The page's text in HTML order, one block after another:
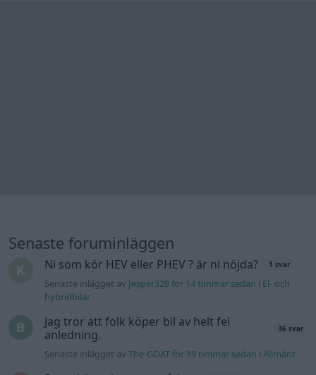
förgasare
Senaste inlägget av Mossan1 för 23 timmar sedani
Volvo 740 med lh2.2 spridare öppnar hela
Senaste inlägget av KlevaRaggarn fredag 23:57
Generell